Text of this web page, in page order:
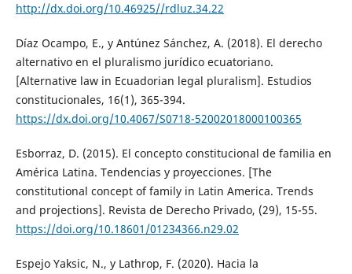
http://dx.doi.org/10.46925//rdluz.34.22
Díaz Ocampo, E., y Antúnez Sánchez, A. (2018). El derecho
alternativo en el pluralismo jurídico ecuatoriano.
[Alternative law in Ecuadorian legal pluralism]. Estudios
constitucionales, 16(1), 365-394.
https://dx.doi.org/10.4067/S0718-52002018000100365
Esborraz, D. (2015). El concepto constitucional de familia en
América Latina. Tendencias y proyecciones. [The
constitutional concept of family in Latin America. Trends
and projections]. Revista de Derecho Privado, (29), 15-55.
https://doi.org/10.18601/01234366.n29.02
Espejo Yaksic, N., y Lathrop, F. (2020). Hacia la